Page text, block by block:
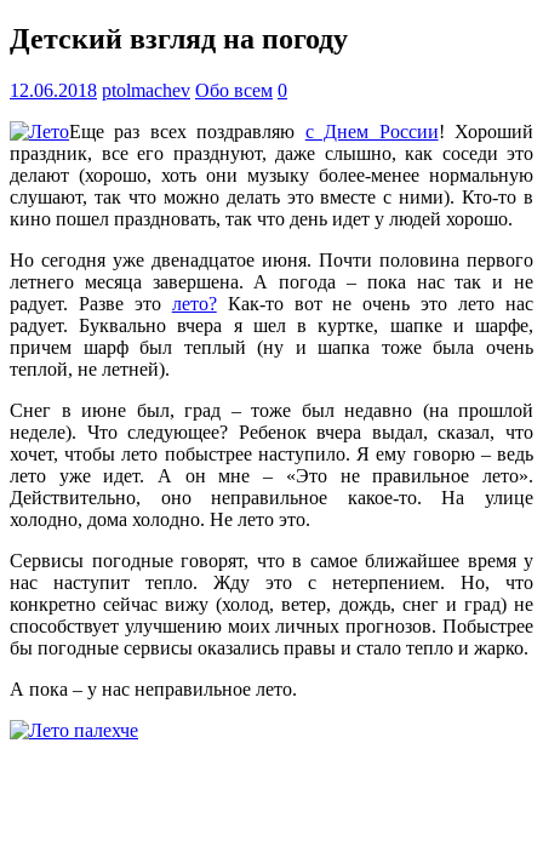
Детский взгляд на погоду
12.06.2018 ptolmachev Обо всем 0
Еще раз всех поздравляю с Днем России! Хороший
праздник, все его празднуют, даже слышно, как соседи это
делают (хорошо, хоть они музыку более-менее нормальную
слушают, так что можно делать это вместе с ними). Кто-то в
кино пошел праздновать, так что день идет у людей хорошо.
Но сегодня уже двенадцатое июня. Почти половина первого
летнего месяца завершена. А погода – пока нас так и не
радует. Разве это лето?Как-то вот не очень это лето нас
радует. Буквально вчера я шел в куртке, шапке и шарфе,
причем шарф был теплый (ну и шапка тоже была очень
теплой, не летней).
Снег в июне был, град – тоже был недавно (на прошлой
неделе). Что следующее? Ребенок вчера выдал, сказал, что
хочет, чтобы лето побыстрее наступило. Я ему говорю – ведь
лето уже идет. А он мне – «Это не правильное лето».
Действительно, оно неправильное какое-то. На улице
холодно, дома холодно. Не лето это.
Сервисы погодные говорят, что в самое ближайшее время у
нас наступит тепло. Жду это с нетерпением. Но, что
конкретно сейчас вижу (холод, ветер, дождь, снег и град) не
способствует улучшению моих личных прогнозов. Побыстрее
бы погодные сервисы оказались правы и стало тепло и жарко.
А пока – у нас неправильное лето.